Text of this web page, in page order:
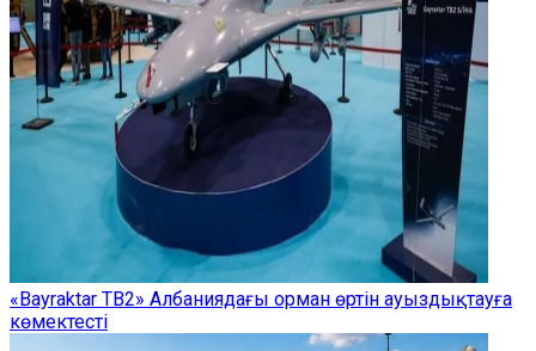
«Bayraktar TB2» Албаниядағы орман өртін ауыздықтауға
көмектесті